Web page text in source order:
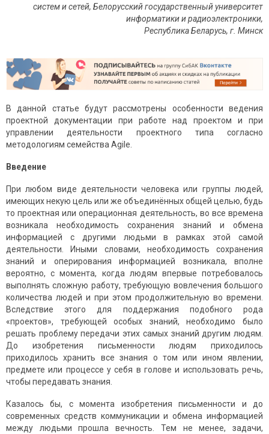
систем и сетей, Белорусский государственный университет
информатики и радиоэлектроники,
Республика Беларусь, г. Минск
В данной статье будут рассмотрены особенности ведения
проектной документации при работе над проектом и при
управлении деятельности проектного типа согласно
методологиям семейства Agile.
Введение
При любом виде деятельности человека или группы людей,
имеющих некую цель или же объединённых общей целью, будь
то проектная или операционная деятельность, во все времена
возникала необходимость сохранения знаний и обмена
информацией с другими людьми в рамках этой самой
деятельности. Иными словами, необходимость сохранения
знаний и оперирования информацией возникала, вполне
вероятно, с момента, когда людям впервые потребовалось
выполнять сложную работу, требующую вовлечения большого
количества людей и при этом продолжительную во времени.
Вследствие этого для поддержания подобного рода
«проектов», требующей особых знаний, необходимо было
решать проблему передачи этих самых знаний другим людям.
До изобретения письменности людям приходилось
приходилось хранить все знания о том или ином явлении,
предмете или процессе у себя в голове и использовать речь,
чтобы передавать знания.
Казалось бы, с момента изобретения письменности и до
современных средств коммуникации и обмена информацией
между людьми прошла вечность. Тем не менее, задачи,